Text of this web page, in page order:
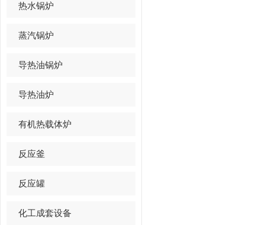
热水锅炉
蒸汽锅炉
导热油锅炉
导热油炉
有机热载体炉
反应釜
反应罐
化工成套设备